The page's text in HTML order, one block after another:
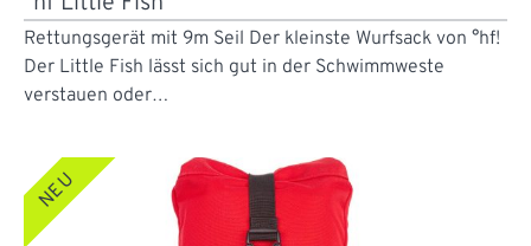
Rettungsgerät mit 9m Seil Der kleinste Wurfsack von °hf!
Der Little Fish lässt sich gut in der Schwimmweste
verstauen oder…
NEU